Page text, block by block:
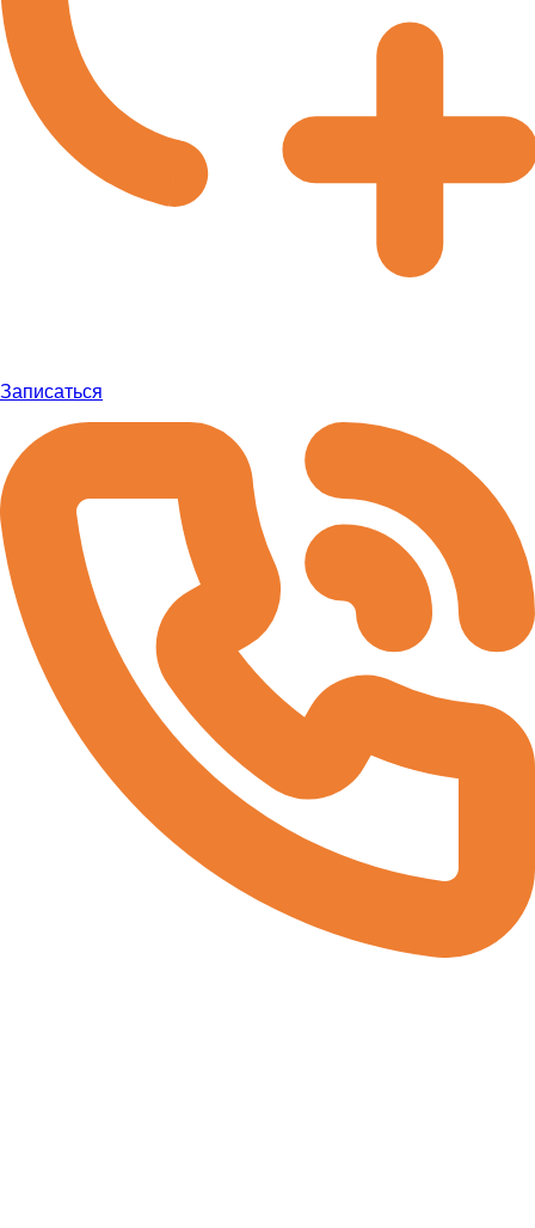
Записаться